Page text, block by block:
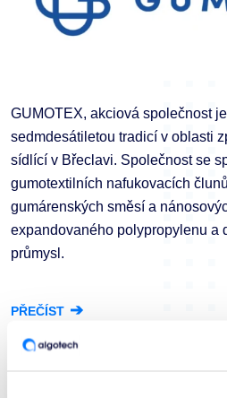
GUMOTEX, akciová společnost
sedmdesátiletou tradicí v oblasti
sídlící v Břeclavi. Společnost se
gumotextilních nafukovacích
gumárenských směsí a
expandovaného polypropylenu a
průmysl.
PŘEČÍST ➔